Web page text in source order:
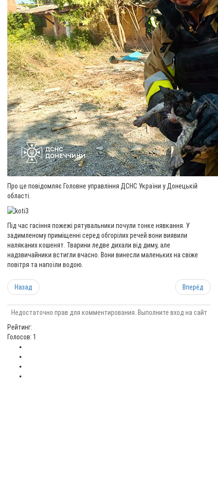
Про це повідомляє Головне управління ДСНС України у Донецькій
області.
Під час гасіння пожежі рятувальники почули тонке нявкання. У
задимленому приміщенні серед обгорілих речей вони виявили
наляканих кошенят. Тварини ледве дихали від диму, але
надзвичайники встигли вчасно. Вони винесли маленьких на свіже
повітря та напоїли водою.
Назад Вперёд
Недостаточно прав для комментирования. Выполните вход на сайт
Рейтинг:
Голосов: 1